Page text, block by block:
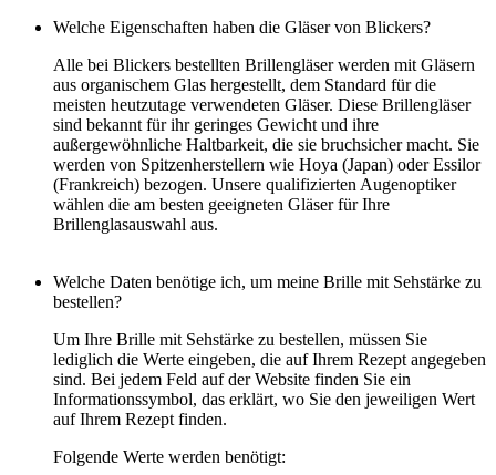
Welche Eigenschaften haben die Gläser von Blickers?
Alle bei Blickers bestellten Brillengläser werden mit Gläsern
aus organischem Glas hergestellt, dem Standard für die
meisten heutzutage verwendeten Gläser. Diese Brillengläser
sind bekannt für ihr geringes Gewicht und ihre
außergewöhnliche Haltbarkeit, die sie bruchsicher macht. Sie
werden von Spitzenherstellern wie Hoya (Japan) oder Essilor
(Frankreich) bezogen. Unsere qualifizierten Augenoptiker
wählen die am besten geeigneten Gläser für Ihre
Brillenglasauswahl aus.
Welche Daten benötige ich, um meine Brille mit Sehstärke zu
bestellen?
Um Ihre Brille mit Sehstärke zu bestellen, müssen Sie
lediglich die Werte eingeben, die auf Ihrem Rezept angegeben
sind. Bei jedem Feld auf der Website finden Sie ein
Informationssymbol, das erklärt, wo Sie den jeweiligen Wert
auf Ihrem Rezept finden.
Folgende Werte werden benötigt: